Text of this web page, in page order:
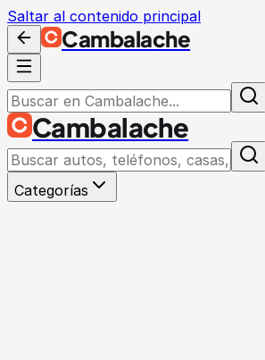
Saltar al contenido principal
Cambalache
Cambalache
Categorías